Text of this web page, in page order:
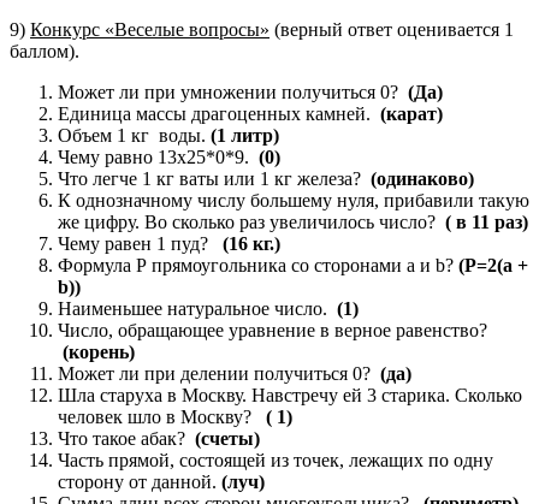
9) Конкурс «Веселые вопросы» (верный ответ оценивается 1
баллом).
Может ли при умножении получиться 0? (Да)
Единица массы драгоценных камней. (карат)
Объем 1 кг воды. (1 литр)
Чему равно 13х25*0*9. (0)
Что легче 1 кг ваты или 1 кг железа? (одинаково)
К однозначному числу большему нуля, прибавили такую
же цифру. Во сколько раз увеличилось число? ( в 11 раз)
Чему равен 1 пуд? (16 кг.)
Формула Р прямоугольника со сторонами a и b? (Р=2(a +
b))
Наименьшее натуральное число. (1)
Число, обращающее уравнение в верное равенство?
(корень)
Может ли при делении получиться 0? (да)
Шла старуха в Москву. Навстречу ей 3 старика. Сколько
человек шло в Москву? ( 1)
Что такое абак? (счеты)
Часть прямой, состоящей из точек, лежащих по одну
сторону от данной. (луч)